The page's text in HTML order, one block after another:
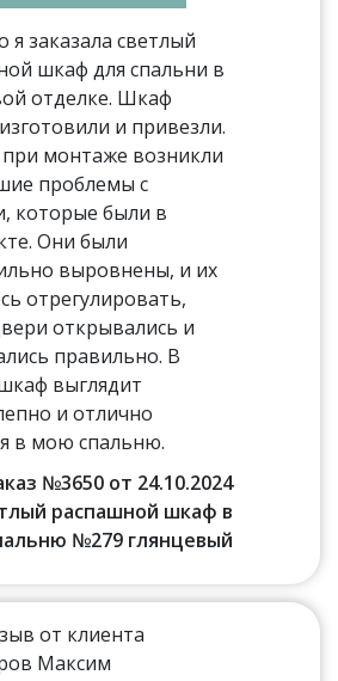
я заказала светлый
шкаф для спальни в
отделке. Шкаф
и привезли.
монтаже возникли
проблемы с
которые были в
Они были
выровнены, и их
отрегулировать,
открывались и
правильно. В
выглядит
и отлично
в мою спальню.
№3650 от 24.10.2024
распашной шкаф в
№279 глянцевый